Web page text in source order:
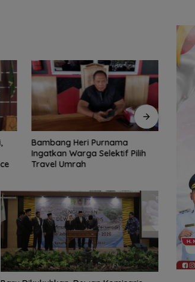
Bangun Banua Gandeng Media,
Perkuat Transparansi